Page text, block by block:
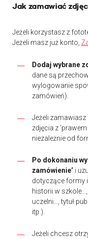
Jak zamawiać
Jeżeli korzystasz z
Jeżeli masz już konto,
Dodaj wybrane
dane są
wylogowanie
zamówień).
Jeżeli
zdjęcia z
niezależnie od
Po dokonaniu
zamówienie’ i
dotyczące formy
historii w
uczelni…, tytuł
itp.).
Jeżeli chcesz